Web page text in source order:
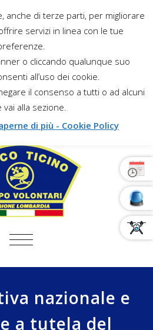
COMMUTA NAVIGAZIONE
nazionale e
a tutela del
anche di terze parti, per migliorare
servizi in linea con le tue
o cliccando qualunque suo
all’uso dei cookie.
il consenso a tutti o ad alcuni
vai alla sezione.
di più - Cookie Policy